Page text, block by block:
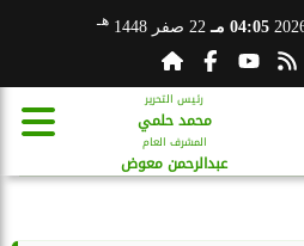
04:05 مـ 22 صفر 1448 هـ
رئيس التحرير
محمد حلمي
المشرف العام
عبدالرحمن معوض